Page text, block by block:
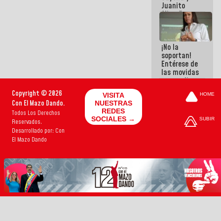
Juanito
Alimaña son
harina del
mismo
costal
¡No la
soportan!
Entérese de
las movidas
que realizan
cómplices
sacudírsela
Copyright © 2026
Con El Mazo Dando.
Todos Los Derechos
Reservados.
Desarrollado por: Con
El Mazo Dando
VISITA
NUESTRAS
REDES
SOCIALES →
HOME
SUBIR